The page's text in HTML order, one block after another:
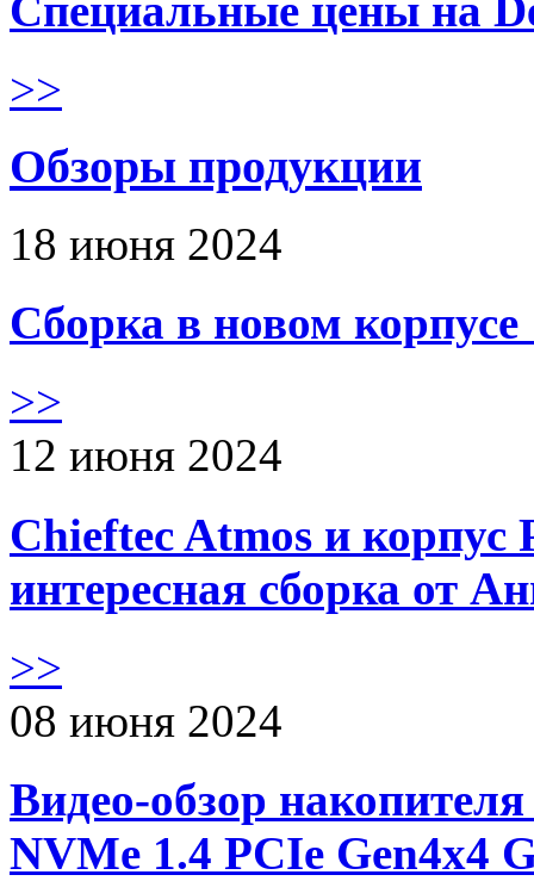
>>
Обзоры продукции
18 июня 2024
Сборка в новом
>>
12 июня 2024
Chieftec Atmos и корпус
интересная сборка от
>>
08 июня 2024
Видео-обзор
NVMe 1.4 PCIe Gen4х4